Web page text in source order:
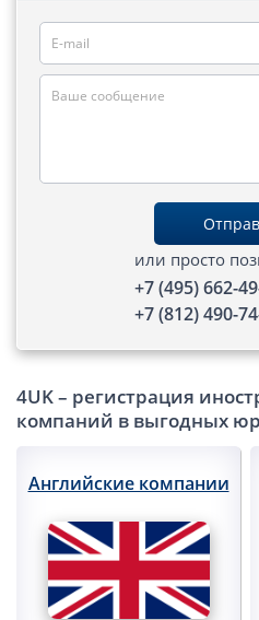
Открытие счёта
Открытие счета в платежной
VAT номер (НДС)
Проверка названий
Регистрация торговой марки
Дополнительные услуги
Правовые услуги
Вопросы и ответы
Автоматический обмен
или просто
+7 (495) 662-
+7 (812) 490-
4UK – регистрация
компаний в выгодных
Английские компании